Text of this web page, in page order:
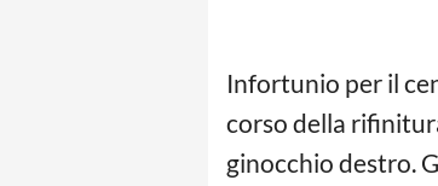
Infortunio per il
corso della
ginocchio destro.